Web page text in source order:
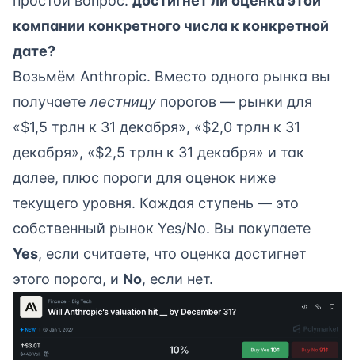
компании конкретного числа к конкретной
дате?
Возьмём Anthropic. Вместо одного рынка вы
получаете лестницу порогов — рынки для
«$1,5 трлн к 31 декабря», «$2,0 трлн к 31
декабря», «$2,5 трлн к 31 декабря» и так
далее, плюс пороги для оценок ниже
текущего уровня. Каждая ступень — это
собственный рынок Yes/No. Вы покупаете
Yes, если считаете, что оценка достигнет
этого порога, и No, если нет.